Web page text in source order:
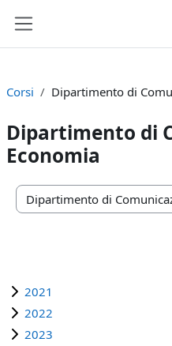
Corsi Dipartimento di
Dipartimento di
Economia
Categorie di corso
2021
2022
2023